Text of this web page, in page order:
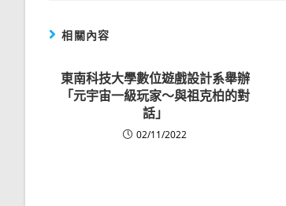
相關內容
東南科技大學數位遊戲設計系舉辦
「元宇宙一級玩家～與祖克柏的對
話」
02/11/2022